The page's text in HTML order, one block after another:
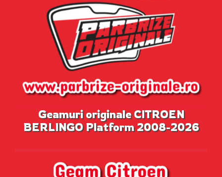
Geamuri originale CITROEN
BERLINGO Platform 2008-2026